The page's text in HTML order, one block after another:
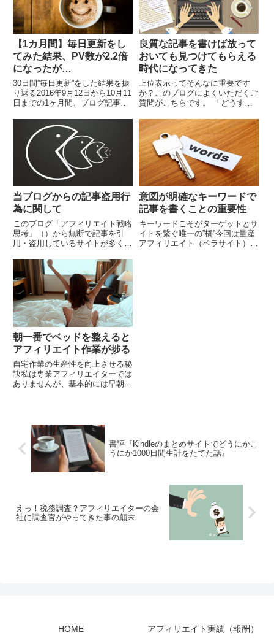
【1カ月間】毎日更新をし
てみた結果、PV数が2.2倍
になったが…
30日間”毎日更新”をした結果を振
り返る2016年9月12日から10月11
日までの1ヶ月間、ブログ記事を
における「最適解」を探す毎日
更...
良質な記事を書けば放って
おいても見つけてもらえる
時代になってきた
上位表示ってそんなに重要です
か？このブログによくいただくご
質問がこちらです。 「どうすれ
イトを作ったけれど、なかなか上
位表示されない･･･」 「上位表示
されても、すぐに順...
当ブログからの記事盗用行
為に関して
このブログ「アフィリエイト戦略
思考」（）から無断で記事を引
用・盗用しているサイトが多く見
トに対処し法的措置を取るために
も以下の文言をブログ内に記載し
ておきます。アフィリエ...
意図が明確なキーワードで
記事を書くことの重要性
キーワードこそがターゲットとサ
イトを繋ぐ唯一の”橋”今回は量産
アフィリエイト（ペラサイト）に
朝一番でベッドを整えると
アフィリエイト作業が捗る
自宅作業の生産性を向上させる秘
訣私は専業アフィリエイターでは
ありませんが、基本的には早朝の
す。 起きたらスグ...
書評『Kindleのまとめサイトでどうにかこ
うにか1000日間生計をたてた話』
えっ！税務調査？アフィリエイターの会
社に調査官がやってきた事の顛末
HOME アフィリエイト実績（報酬）